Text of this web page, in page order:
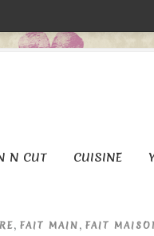
N CUT CUISINE
, FAIT MAIN, FAIT